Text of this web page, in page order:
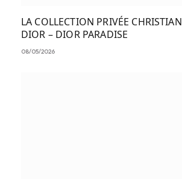
LA COLLECTION PRIVÉE CHRISTIAN
DIOR – DIOR PARADISE
08/05/2026